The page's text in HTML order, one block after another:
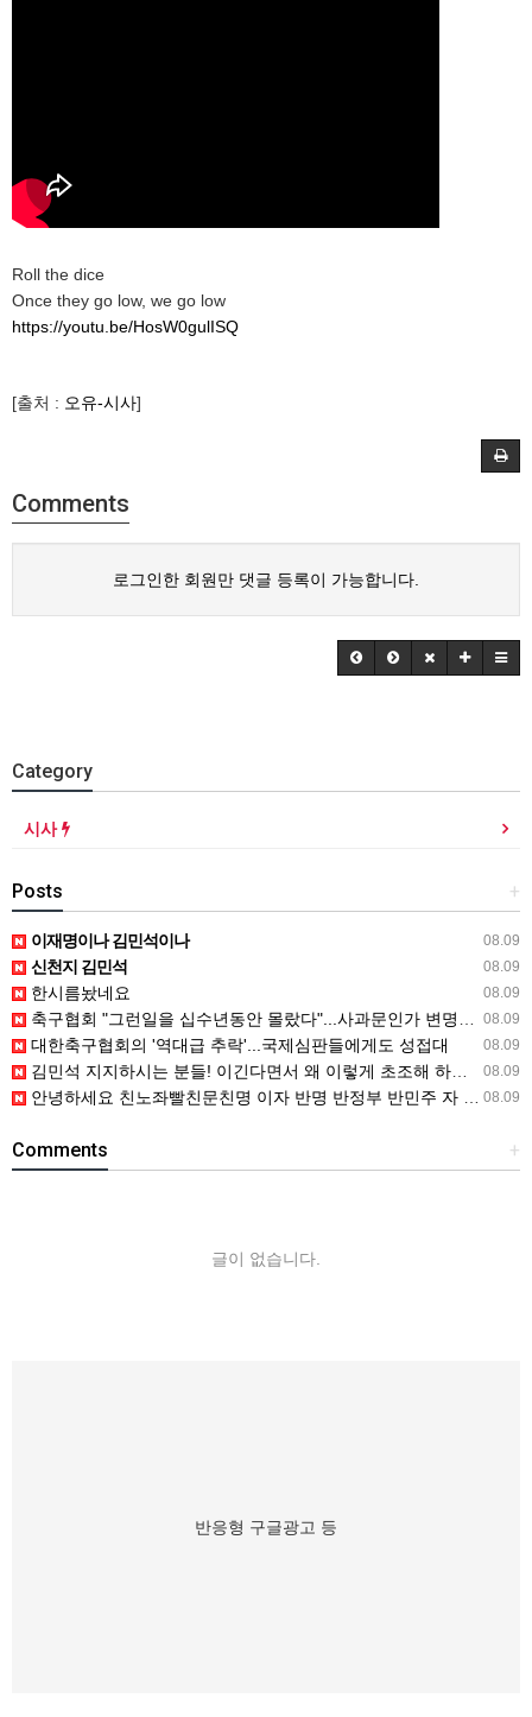
Roll the dice
Once they go low, we go low
https://youtu.be/HosW0gulISQ
[출처 : 오유-시사]
Comments
로그인한 회원만 댓글 등록이 가능합니다.
Category
시사
+
Posts
08.09
이재명이나 김민석이나
08.09
신천지 김민석
08.09
한시름놨네요
08.09
축구협회 "그런일을 십수년동안 몰랐다"...사과문인가 변명문인가
08.09
대한축구협회의 '역대급 추락'...국제심판들에게도 성접대
08.09
김민석 지지하시는 분들! 이긴다면서 왜 이렇게 초조해 하세요?
08.09
안녕하세요 친노좌빨친문친명 이자 반명 반정부 반민주 자 입니다
+
Comments
글이 없습니다.
반응형 구글광고 등